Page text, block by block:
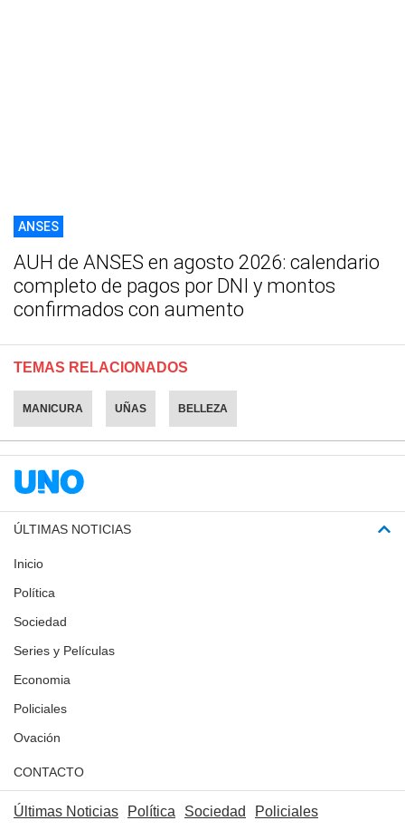
ANSES
AUH de ANSES en agosto 2026: calendario
completo de pagos por DNI y montos
confirmados con aumento
TEMAS RELACIONADOS
MANICURA UÑAS BELLEZA
ÚLTIMAS NOTICIAS
Inicio
Política
Sociedad
Series y Películas
Economia
Policiales
Ovación
CONTACTO
Últimas Noticias Política Sociedad Policiales